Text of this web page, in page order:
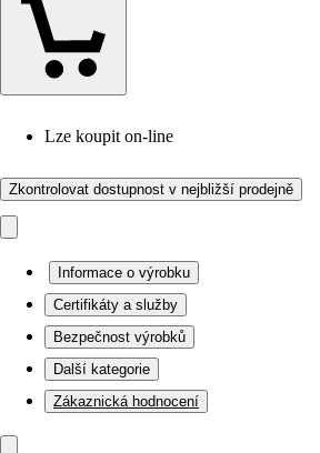
Lze koupit on-line
Zkontrolovat dostupnost v nejbližší prodejně
Informace o výrobku
Certifikáty a služby
Bezpečnost výrobků
Další kategorie
Zákaznická hodnocení